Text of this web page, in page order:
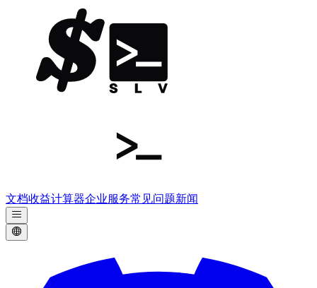
文档收益计算器企业服务常见问题新闻